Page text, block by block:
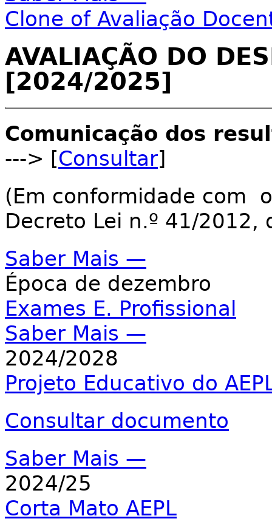
Clone of Avaliação
AVALIAÇÃO DO
[2024/2025]
Comunicação dos
---> [Consultar]
(Em conformidade com
Decreto Lei n.º 41/2012,
Saber Mais —
Época de dezembro
Exames E. Profissional
Saber Mais —
2024/2028
Projeto Educativo do
Consultar documento
Saber Mais —
2024/25
Corta Mato AEPL